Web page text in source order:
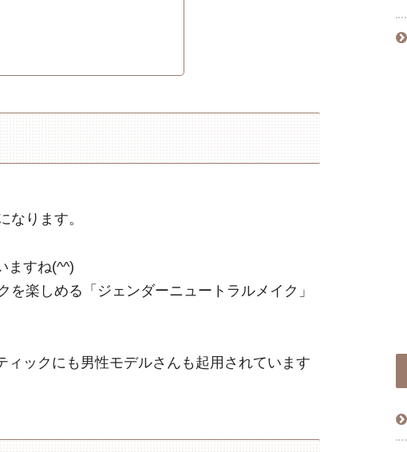
なります。
ますね(^^)
楽しめる「ジェンダーニュートラルメイク」
ックにも男性モデルさんも起用されています